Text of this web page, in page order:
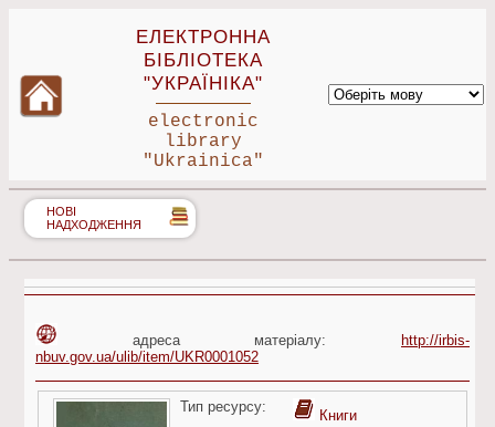
ЕЛЕКТРОННА
БІБЛІОТЕКА
"УКРАЇНІКА"
electronic
library
"Ukrainica"
НОВІ
НАДХОДЖЕННЯ
адреса матеріалу:
http://irbis-
nbuv.gov.ua/ulib/item/UKR0001052
Тип ресурсу:
Книги